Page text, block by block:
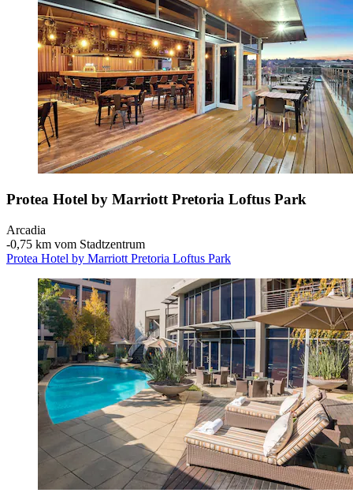
Protea Hotel by Marriott Pretoria Loftus Park
Arcadia
‐0,75 km vom Stadtzentrum
Protea Hotel by Marriott Pretoria Loftus Park